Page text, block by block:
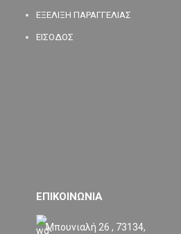
ΕΞΕΛΙΞΗ ΠΑΡΑΓΓΕΛΙΑΣ
ΕΙΣΟΔΟΣ
ΕΠΙΚΟΙΝΩΝΙΑ
Μπουνιαλή 26 , 73134,